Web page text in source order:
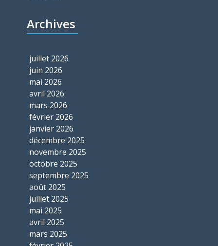
Archives
juillet 2026
juin 2026
mai 2026
avril 2026
mars 2026
février 2026
janvier 2026
décembre 2025
novembre 2025
octobre 2025
septembre 2025
août 2025
juillet 2025
mai 2025
avril 2025
mars 2025